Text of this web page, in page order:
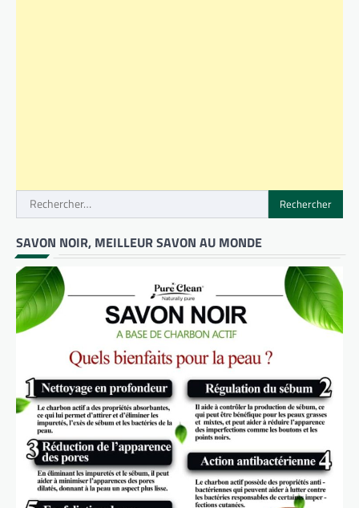
Rechercher :
SAVON NOIR, MEILLEUR SAVON AU MONDE